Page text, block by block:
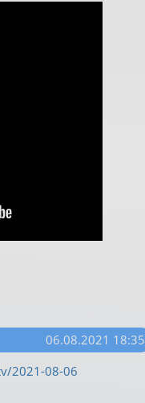
06.08.2021 18:35
2021-08-06